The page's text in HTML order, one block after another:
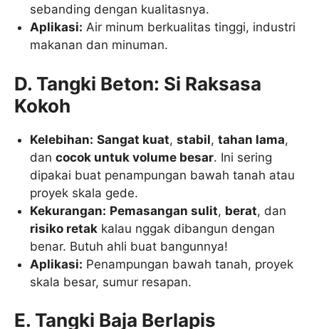
sebanding dengan kualitasnya.
Aplikasi: Air minum berkualitas tinggi, industri
makanan dan minuman.
D. Tangki Beton: Si Raksasa
Kokoh
Kelebihan: Sangat kuat,stabil,tahan lama,
dancocok untuk volume besar. Ini sering
dipakai buat penampungan bawah tanah atau
proyek skala gede.
Kekurangan: Pemasangan sulit, berat, dan
risiko retak kalau nggak dibangun dengan
benar. Butuh ahli buat bangunnya!
Aplikasi: Penampungan bawah tanah, proyek
skala besar, sumur resapan.
E. Tangki Baja Berlapis